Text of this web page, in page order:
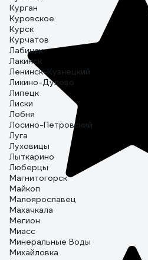
Курган
Куровское
Курск
Курчатов
Лабинск
Лакинск
Ленинск-Кузнецкий
Ликино-Дулево
Липецк
Лиски
Лобня
Лосино-Петровский
Луга
Луховицы
Лыткарино
Люберцы
Магнитогорск
Майкоп
Малоярославец
Махачкала
Мегион
Миасс
Минеральные Воды
Михайловка